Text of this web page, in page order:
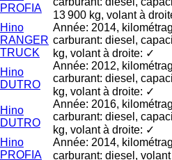
PROFIA
13 900 kg, volant à
Hino
RANGER
TRUCK
Année: 2014,
carburant: diesel,
kg, volant à droite: ✓
Hino
DUTRO
Année: 2012,
carburant: diesel,
kg, volant à droite: ✓
Hino
DUTRO
Année: 2016,
carburant: diesel,
kg, volant à droite: ✓
Hino
PROFIA
Année: 2014,
carburant: diesel,